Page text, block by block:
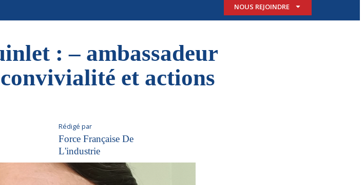
NOUS REJOINDRE
: – ambassadeur
et actions
Rédigé par
Force Française De
L'industrie